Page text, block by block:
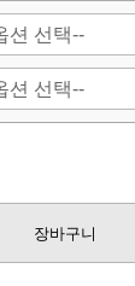
장바구니